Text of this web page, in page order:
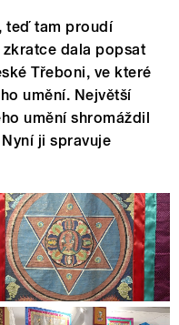
teď tam proudí
zkratce dala popsat
Třeboni, ve které
umění. Největší
umění shromáždil
ji spravuje